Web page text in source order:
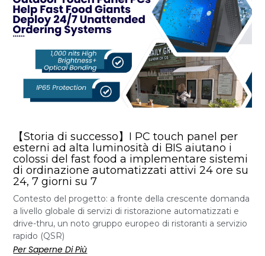
【Storia di successo】I PC touch panel per
esterni ad alta luminosità di BIS aiutano i
colossi del fast food a implementare sistemi
di ordinazione automatizzati attivi 24 ore su
24, 7 giorni su 7
Contesto del progetto: a fronte della crescente domanda
a livello globale di servizi di ristorazione automatizzati e
drive-thru, un noto gruppo europeo di ristoranti a servizio
rapido (QSR)
Per Saperne Di Più